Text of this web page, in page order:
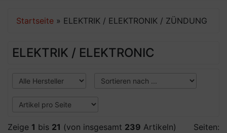
Startseite » ELEKTRIK / ELEKTRONIK / ZÜNDUNG
ELEKTRIK / ELEKTRONIC
Zeige 1 bis 21 (von insgesamt 239 Artikeln)
Seiten: